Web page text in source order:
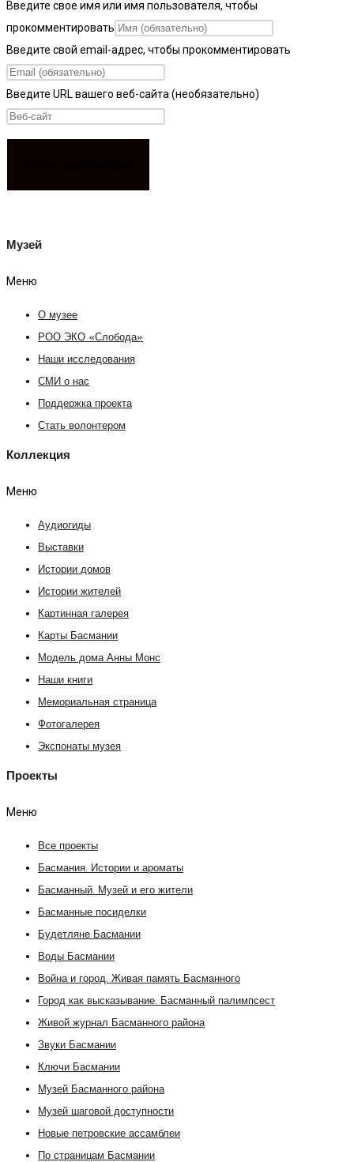
Введите свое имя или имя пользователя, чтобы
прокомментировать
Введите свой email-адрес, чтобы прокомментировать
Введите URL вашего веб-сайта (необязательно)
Музей
Меню
О музее
РОО ЭКО «Слобода»
Наши исследования
СМИ о нас
Поддержка проекта
Стать волонтером
Коллекция
Меню
Аудиогиды
Выставки
Истории домов
Истории жителей
Картинная галерея
Карты Басмании
Модель дома Анны Монс
Наши книги
Мемориальная страница
Фотогалерея
Экспонаты музея
Проекты
Меню
Все проекты
Басмания. Истории и ароматы
Басманный. Музей и его жители
Басманные посиделки
Будетляне Басмании
Воды Басмании
Война и город. Живая память Басманного
Город как высказывание. Басманный палимпсест
Живой журнал Басманного района
Звуки Басмании
Ключи Басмании
Музей Басманного района
Музей шаговой доступности
Новые петровские ассамблеи
По страницам Басмании